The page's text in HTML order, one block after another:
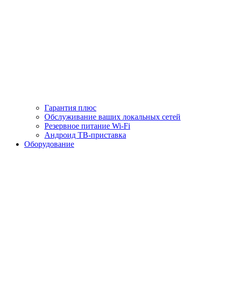
Гарантия плюс
Обслуживание ваших локальных сетей
Резервное питание Wi-Fi
Андроид ТВ-приставка
Оборудование